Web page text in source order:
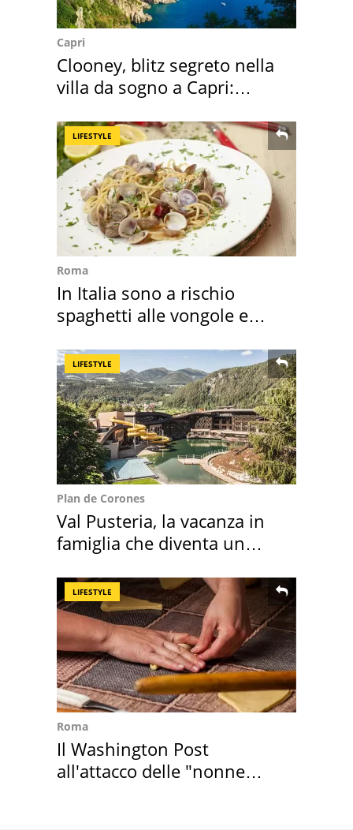
Capri
Clooney, blitz segreto nella
villa da sogno a Capri:
LIFESTYLE
Roma
In Italia sono a rischio
spaghetti alle vongole e
LIFESTYLE
Plan de Corones
Val Pusteria, la vacanza in
famiglia che diventa un
LIFESTYLE
Roma
Il Washington Post
all'attacco delle "nonne